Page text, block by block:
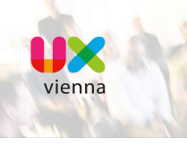
UXvienna